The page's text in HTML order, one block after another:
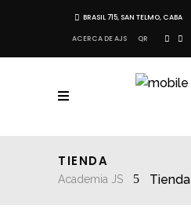
BRASIL 715, SAN TELMO, CABA
ACERCA DE AJS QR
TIENDA
Academia JS Tienda